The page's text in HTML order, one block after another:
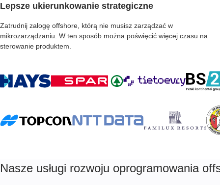
Lepsze ukierunkowanie strategiczne
Zatrudnij załogę offshore, którą nie musisz zarządzać w
mikrozarządzaniu. W ten sposób można poświęcić więcej czasu na
sterowanie produktem.
Nasze usługi rozwoju oprogramowania